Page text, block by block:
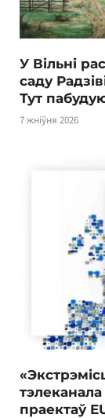
У Вільні
саду
Тут
7 жніўня 2026
праектаў